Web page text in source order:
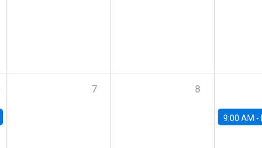
7 8
9:00 AM -